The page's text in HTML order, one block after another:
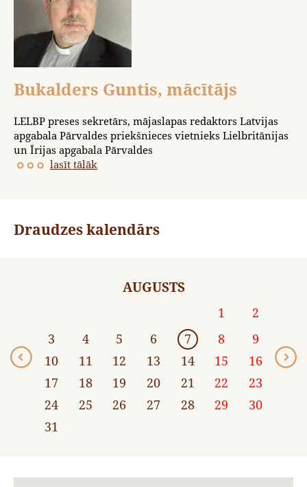
Bukalders Guntis, mācītājs
LELBP preses sekretārs, mājaslapas redaktors Latvijas
apgabala Pārvaldes priekšnieces vietnieks Lielbritānijas
un Īrijas apgabala Pārvaldes
lasīt tālāk
Draudzes kalendārs
AUGUSTS
1
2
3
4 5 6 7 8
9
10
11 12 13 14 15
16
17
18 19 20 21 22
23
24
25 26 27 28 29
30
31